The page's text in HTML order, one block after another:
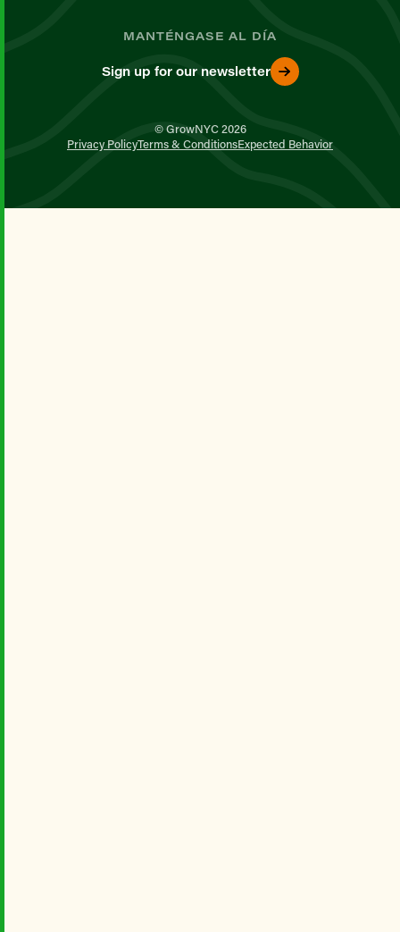
MANTÉNGASE AL DÍA
Sign up for our newsletter
© GrowNYC 2026
Privacy PolicyTerms & ConditionsExpected Behavior